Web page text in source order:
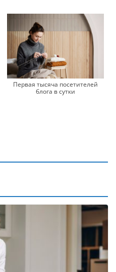
Первая тысяча посетителей
блога в сутки